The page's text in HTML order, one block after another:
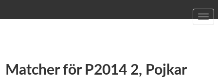
Matcher för P2014 2, Pojkar